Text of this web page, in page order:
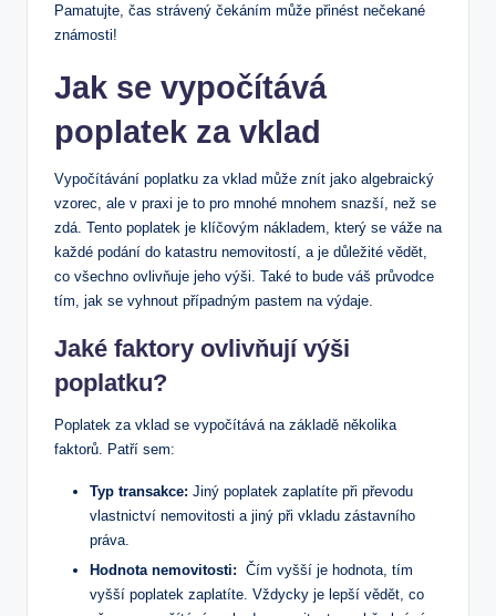
Pamatujte, čas strávený čekáním‍ může přinést⁢ nečekané
známosti!
Jak se vypočítává
poplatek za vklad
Vypočítávání⁢ poplatku za ‍vklad‌ může znít jako‍ algebraický
vzorec, ale‍ v praxi‌ je to ​pro ⁢mnohé mnohem snazší, než se
zdá. Tento poplatek ‌je​ klíčovým nákladem, který se váže na
‍každé podání do ‍katastru ‍nemovitostí, a je důležité vědět,
co všechno ovlivňuje⁤ jeho⁣ výši. ⁢Také to bude váš průvodce
tím, jak se vyhnout případným pastem na výdaje.
Jaké faktory ovlivňují výši
poplatku?
Poplatek za vklad se vypočítává na základě několika
faktorů. Patří‌ sem:
Typ⁤ transakce: Jiný poplatek zaplatíte při ⁤převodu
vlastnictví ​nemovitosti⁣ a ‌jiný při vkladu zástavního
práva.
Hodnota nemovitosti: ‍ Čím ‌vyšší je hodnota,‍ tím
vyšší poplatek zaplatíte.⁣ Vždycky je ⁣lepší vědět, co⁤